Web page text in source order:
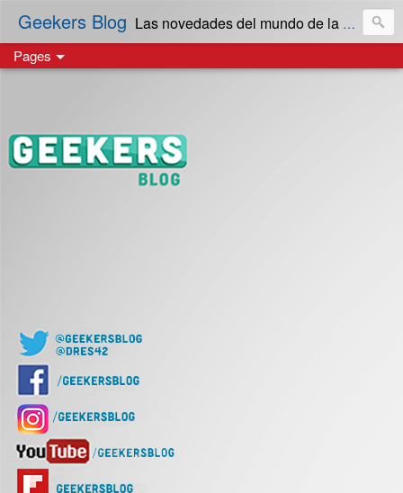
Geekers Blog Las novedades del mundo de la Tecnología y cultura Geek! en Español | Creado en El Salvador
Pages